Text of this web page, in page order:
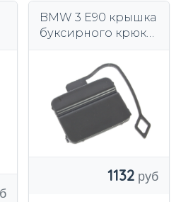
BMW 3 E90 крышка
буксирного крюка
1132